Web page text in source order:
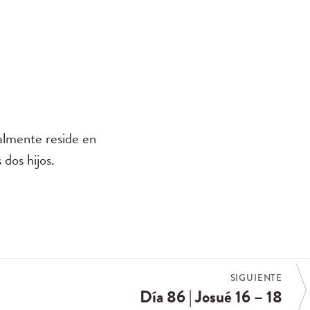
reside en
hijos.
SIGUIENTE
Día 86 | Josué 16 – 18